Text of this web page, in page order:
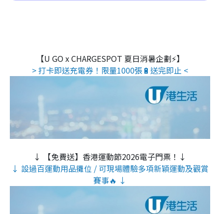
【U GO x CHARGESPOT 夏日消暑企劃⚡】
> 打卡即送充電券！限量1000張🔋送完即止 <
↓ 【免費送】香港運動節2026電子門票！↓
↓ 設過百運動用品攤位 / 可現場體驗多項新穎運動及觀賞
賽事🔥 ↓